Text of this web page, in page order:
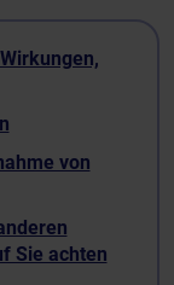
von
Sie achten